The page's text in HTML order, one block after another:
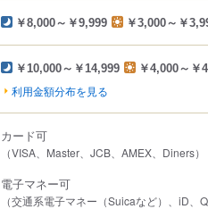
￥8,000～￥9,999 ￥3,000～￥
￥10,000～￥14,999 ￥4,000～￥
利用金額分布を見る
カード可
（VISA、Master、JCB、AMEX、Diners）
電子マネー可
（交通系電子マネー（Suicaなど）、iD、